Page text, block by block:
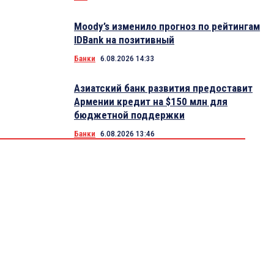
Moody’s изменило прогноз по рейтингам
IDBank на позитивный
Банки 6.08.2026 14:33
Азиатский банк развития предоставит
Армении кредит на $150 млн для
бюджетной поддержки
Банки 6.08.2026 13:46